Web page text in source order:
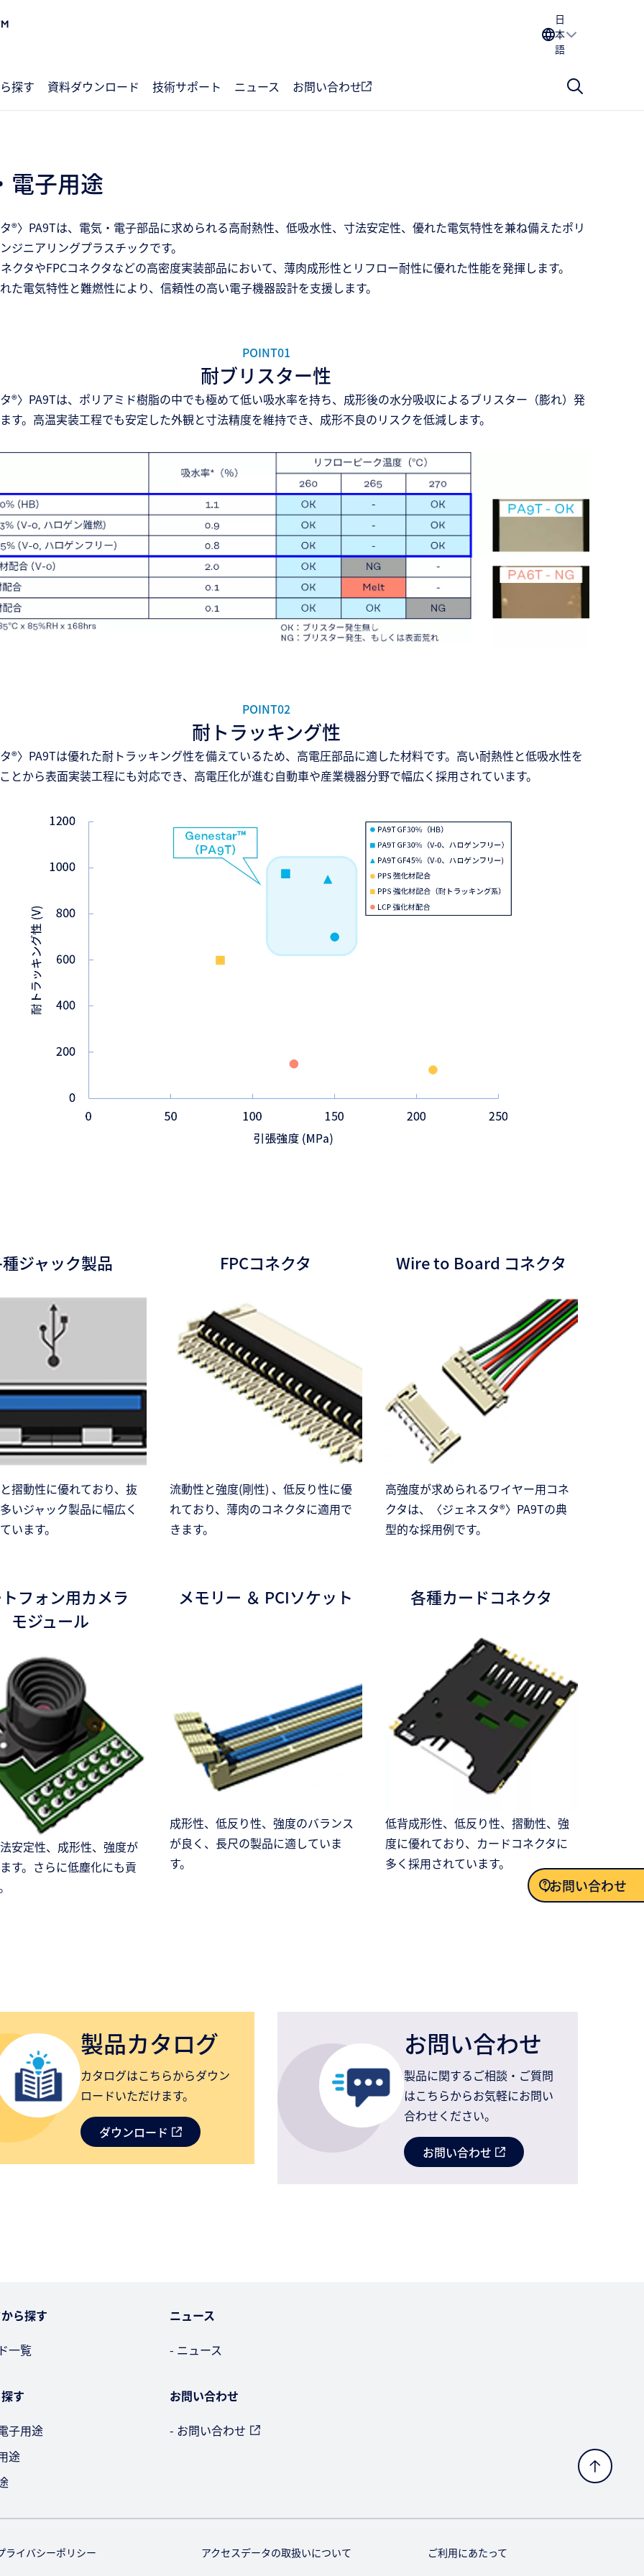
日
本
語
探す 資料ダウンロード 技術サポート ニュース お問い合わせ
電子用途
®〉PA9Tは、電気・電子部品に求められる高耐熱性、低吸水性、寸法安定性、優れた電気特性を兼ね備えたポリ
ジニアリングプラスチックです。
クタやFPCコネクタなどの高密度実装部品において、薄肉成形性とリフロー耐性に優れた性能を発揮します。
た電気特性と難燃性により、信頼性の高い電子機器設計を支援します。
POINT01
耐ブリスター性
®〉PA9Tは、ポリアミド樹脂の中でも極めて低い吸水率を持ち、成形後の水分吸収によるブリスター（膨れ）発
す。高温実装工程でも安定した外観と寸法精度を維持でき、成形不良のリスクを低減します。
POINT02
耐トラッキング性
®〉PA9Tは優れた耐トラッキング性を備えているため、高電圧部品に適した材料です。高い耐熱性と低吸水性を
とから表面実装工程にも対応でき、高電圧化が進む自動車や産業機器分野で幅広く採用されています。
ジャック製品
摺動性に優れており、抜
いジャック製品に幅広く
います。
FPCコネクタ
流動性と強度(剛性) 、低反り性に優
れており、薄肉のコネクタに適用で
きます。
Wire to Board コネクタ
高強度が求められるワイヤー用コネ
クタは、〈ジェネスタ®〉PA9Tの典
型的な採用例です。
フォン用カメラ
モジュール
安定性、成形性、強度が
す。さらに低塵化にも貢
メモリー ＆ PCIソケット
成形性、低反り性、強度のバランス
が良く、長尺の製品に適していま
す。
各種カードコネクタ
低背成形性、低反り性、摺動性、強
度に優れており、カードコネクタに
多く採用されています。
お問い合わせ
製品カタログ
カタログはこちらからダウン
ロードいただけます。
ダウンロード
お問い合わせ
製品に関するご相談・ご質問
はこちらからお気軽にお問い
合わせください。
お問い合わせ
ら探す
一覧
す
子用途
途
ニュース
- ニュース
お問い合わせ
- お問い合わせ
ライバシーポリシー アクセスデータの取扱いについて ご利用にあたって